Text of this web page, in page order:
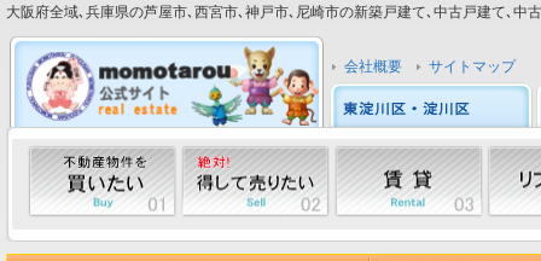
大阪府全域､兵庫県の芦屋市､西宮市､神戸市､尼崎市の新築戸建て､中古戸建て､中
会社概要 サイトマップ